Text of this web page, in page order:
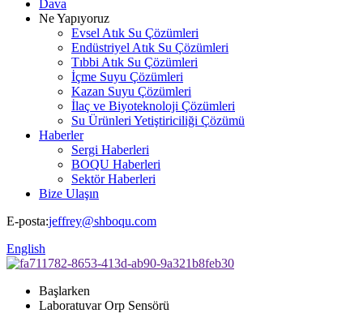
Dava
Ne Yapıyoruz
Evsel Atık Su Çözümleri
Endüstriyel Atık Su Çözümleri
Tıbbi Atık Su Çözümleri
İçme Suyu Çözümleri
Kazan Suyu Çözümleri
İlaç ve Biyoteknoloji Çözümleri
Su Ürünleri Yetiştiriciliği Çözümü
Haberler
Sergi Haberleri
BOQU Haberleri
Sektör Haberleri
Bize Ulaşın
E-posta:jeffrey@shboqu.com
English
Başlarken
Laboratuvar Orp Sensörü